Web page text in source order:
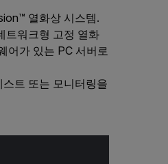
열화상 시스템.
트워크형 고정 열화
어가 있는 PC 서버로
트 또는 모니터링을